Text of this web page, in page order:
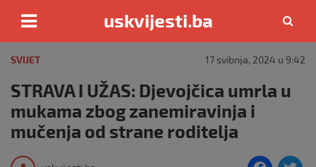
content
uskvijesti.ba
SVIJET 17 svibnja, 2024 u 9:42
STRAVA I UŽAS: Djevojčica umrla u
mukama zbog zanemiravinja i
mučenja od strane roditelja